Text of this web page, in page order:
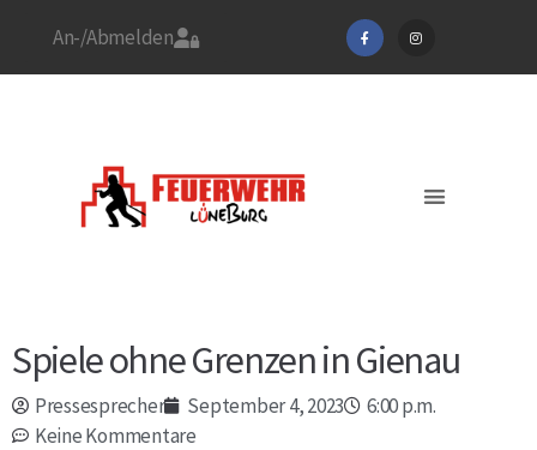
An-/Abmelden
Spiele ohne Grenzen in Gienau
Pressesprecher September 4, 2023
6:00 p.m.
Keine Kommentare